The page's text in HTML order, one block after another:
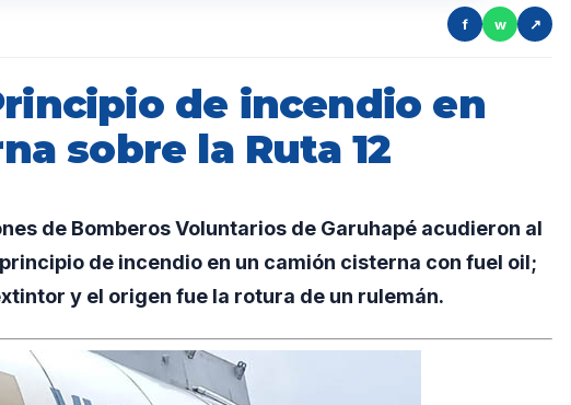
f w ↗
de incendio en
sobre la Ruta 12
de Bomberos Voluntarios de Garuhapé acudieron al
de incendio en un camión cisterna con fuel oil;
y el origen fue la rotura de un rulemán.